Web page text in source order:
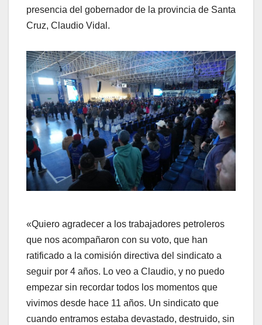
presencia del gobernador de la provincia de Santa
Cruz, Claudio Vidal.
«Quiero agradecer a los trabajadores petroleros
que nos acompañaron con su voto, que han
ratificado a la comisión directiva del sindicato a
seguir por 4 años. Lo veo a Claudio, y no puedo
empezar sin recordar todos los momentos que
vivimos desde hace 11 años. Un sindicato que
cuando entramos estaba devastado, destruido, sin